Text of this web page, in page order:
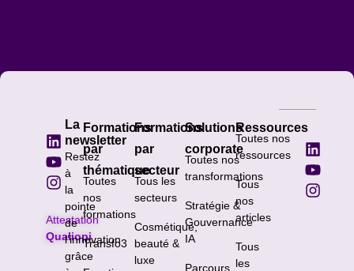
Attestation
Qualiopi
La
newsletter
Restez
à
la
pointe
de
l’innovation
grâce
Formations
par
thématique
Toutes
nos
formations
Transfo3
Formations
par
secteur
Tous les
secteurs
Cosmétique,
beauté &
luxe
Solutions
corporate
Toutes nos
transformations
Stratégie &
Gouvernance
IA
Parcours
Ressources
Toutes nos
ressources
Tous
nos
articles
Tous
les